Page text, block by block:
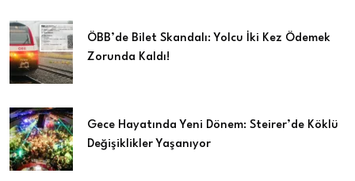
ÖBB’de Bilet Skandalı: Yolcu İki Kez Ödemek
Zorunda Kaldı!
Gece Hayatında Yeni Dönem: Steirer’de Köklü
Değişiklikler Yaşanıyor